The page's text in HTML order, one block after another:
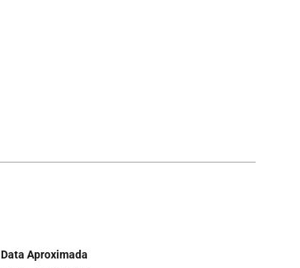
Data Aproximada